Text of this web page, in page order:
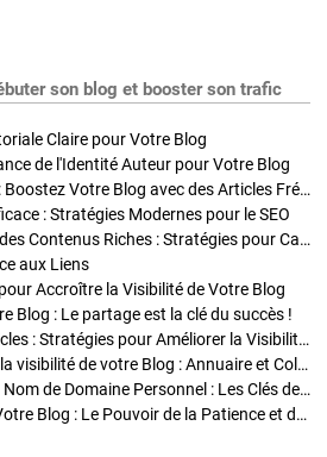
son blog et booster son trafic
Claire pour Votre Blog
de l'Identité Auteur pour Votre Blog
Stratégies de Publication : Boostez Votre Blog avec des Articles Fréquents et Exclusifs
: Stratégies Modernes pour le SEO
Enrichir Vos Articles avec des Contenus Riches : Stratégies pour Captiver et Optimiser
aux Liens
Accroître la Visibilité de Votre Blog
Blog : Le partage est la clé du succès !
Optimisation SEO des Articles : Stratégies pour Améliorer la Visibilité de Votre Blog
Stratégies pour améliorer la visibilité de votre Blog : Annuaire et Collaborations
Pourquoi Investir dans un Nom de Domaine Personnel : Les Clés de la Réussite de Votre Blog
Comment Faire Émerger Votre Blog : Le Pouvoir de la Patience et de la Persévérance